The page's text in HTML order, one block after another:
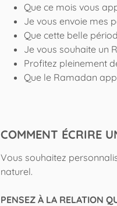
Que ce mois vous
Je vous envoie mes
Que cette belle
Je vous souhaite un
Profitez pleinement
Que le Ramadan
COMMENT ÉCRIRE
Vous souhaitez
naturel.
PENSEZ À LA RELATION